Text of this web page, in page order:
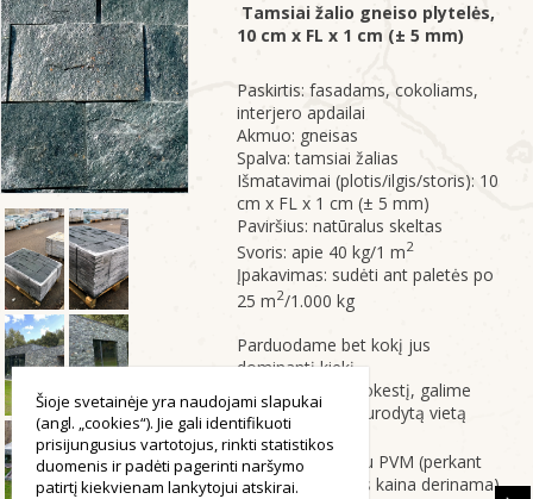
Tamsiai žalio gneiso plytelės,
10 cm x FL x 1 cm (± 5 mm)
Paskirtis: fasadams, cokoliams,
interjero apdailai
Akmuo: gneisas
Spalva: tamsiai žalias
Išmatavimai (plotis/ilgis/storis): 10
cm x FL x 1 cm (± 5 mm)
Paviršius: natūralus skeltas
Svoris: apie 40 kg/1 m2
Įpakavimas: sudėti ant paletės po
25 m2/1.000 kg
Parduodame bet kokį jus
dominantį kiekį
Už papildomą mokestį, galime
pristatyti į jūsų nurodytą vietą
Kaina: 28 €/m
su PVM (perkant
didesniais kiekiais kaina derinama)
Šioje svetainėje yra naudojami slapukai
(angl. „cookies“). Jie gali identifikuoti
prisijungusius vartotojus, rinkti statistikos
duomenis ir padėti pagerinti naršymo
patirtį kiekvienam lankytojui atskirai.